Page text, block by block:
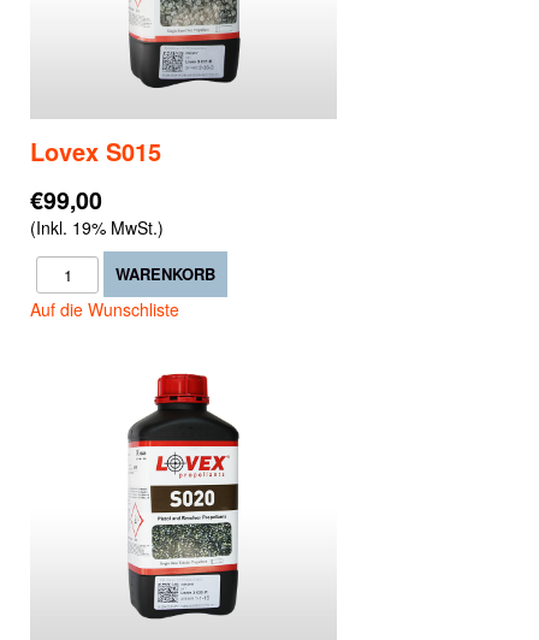
Lovex S015
€99,00
(Inkl. 19% MwSt.)
Auf die Wunschliste